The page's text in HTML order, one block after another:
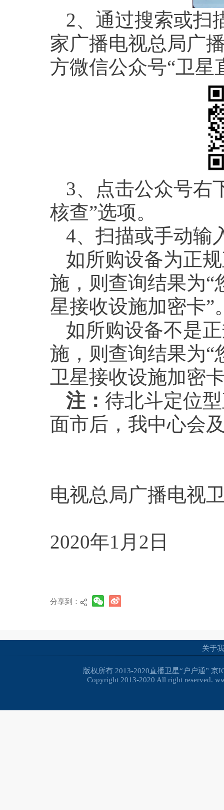
2、通过搜索或扫
家广播电视总局广
方微信公众号“卫星
3、点击公众号右
核查”选项。
4、扫描或手动输
如所购设备为正
施，则查询结果为“
星接收设施加密卡”
如所购设备不是
施，则查询结果为“
卫星接收设施加密
注： 待北斗定位
面市后，我中心会
电视总局广播电视
2020年1月2日
分享到：
关于
版权所有 2013-2020直播卫星“户户通” 京
Copyright 2013-2020 All right reserved.